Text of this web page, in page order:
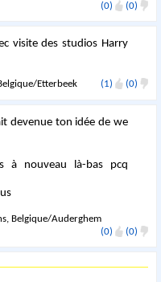
(0)
(0)
visite des studios Harry
Etterbeek (1) (0)
devenue ton idée de we
à nouveau là-bas pcq
Belgique/Auderghem
(0)
(0)